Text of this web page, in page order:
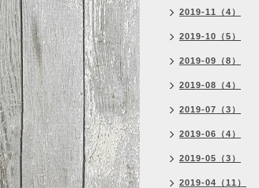
2019-11（4）
2019-10（5）
2019-09（8）
2019-08（4）
2019-07（3）
2019-06（4）
2019-05（3）
2019-04（11）